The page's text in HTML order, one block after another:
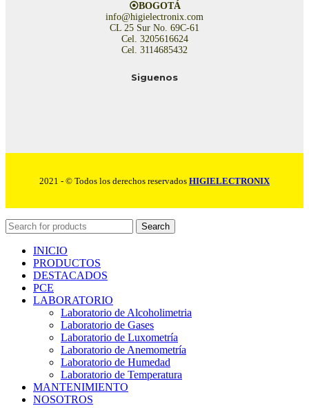
⦿BOGOTÁ
info@higielectronix.com
CL 25 Sur No. 69C-61
Cel. 3205616624
Cel. 3114685432
Siguenos
2021 - © Todos los derechos reservados HIGIELECTRONIX
Search
INICIO
PRODUCTOS
DESTACADOS
PCE
LABORATORIO
Laboratorio de Alcoholimetria
Laboratorio de Gases
Laboratorio de Luxometría
Laboratorio de Anemometría
Laboratorio de Humedad
Laboratorio de Temperatura
MANTENIMIENTO
NOSOTROS